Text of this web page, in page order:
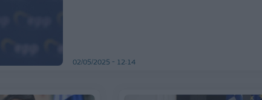
02/05/2025 - 12:14